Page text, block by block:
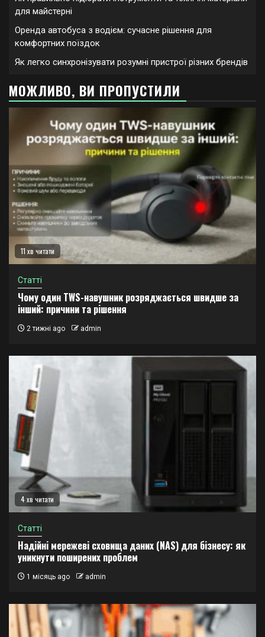
для майстерні
Оренда автобуса з водієм: сучасне рішення для
комфортних поїздок
Як легко синхронізувати розумні пристрої різних брендів
МОЖЛИВО, ВИ ПРОПУСТИЛИ
11 хв читати
Статті
Чому один TWS-навушник розряджається швидше за
інший: причини та рішення
2 тижні ago admin
4 хв читати
Статті
Надійні мережеві сховища даних (NAS) для бізнесу: як
уникнути поширених проблем
1 місяць ago admin